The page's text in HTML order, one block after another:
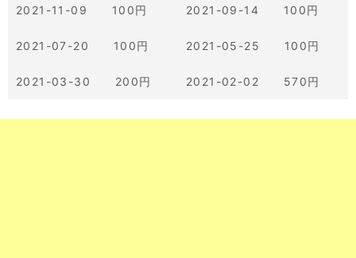
2021-11-09 100円 2021-09-14 100円
2021-07-20 100円 2021-05-25 100円
2021-03-30 200円 2021-02-02 570円